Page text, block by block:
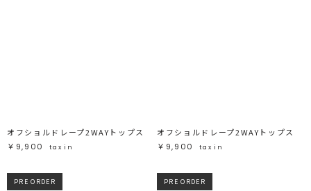
オフショルドレープ2WAYトップス
￥9,900
tax in
オフショルドレープ2WAYトップス
￥9,900
tax in
PRE ORDER PRE ORDER